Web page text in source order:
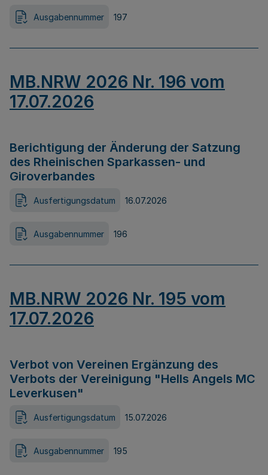
Ausgabennummer 197
MB.NRW 2026 Nr. 196 vom
17.07.2026
Berichtigung der Änderung der Satzung
des Rheinischen Sparkassen- und
Giroverbandes
Ausfertigungsdatum 16.07.2026
Ausgabennummer 196
MB.NRW 2026 Nr. 195 vom
17.07.2026
Verbot von Vereinen Ergänzung des
Verbots der Vereinigung "Hells Angels MC
Leverkusen"
Ausfertigungsdatum 15.07.2026
Ausgabennummer 195